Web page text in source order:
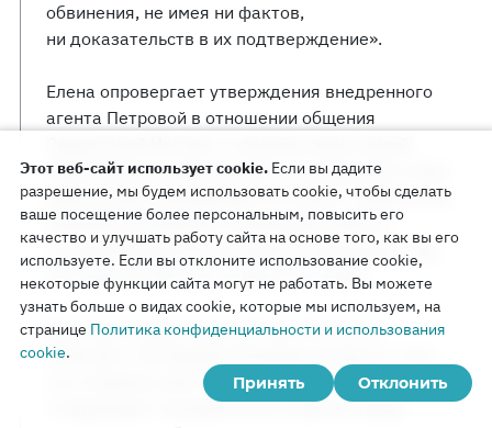
обвинения, не имея ни фактов,
ни доказательств в их подтверждение».
Елена опровергает утверждения внедренного
агента Петровой в отношении общения
«Мои близкие родственники не разделяют моих
религиозных убеждений, но у меня с ними очень
хорошие отношения. Я проживаю вместе
со своей бабушкой, которой в следующем году
исполнится 100 лет, и забочусь о ней».
Выступая перед судом, Игорь Лончаков
отмечает: «Я ощущаю большую пользу от того,
что стараюсь жить так, как записано в Библии.
У верующего человека есть совесть перед
Этот веб-сайт использует cookie. Если вы дадите
разрешение, мы будем использовать cookie, чтобы сделать
ваше посещение более персональным, повысить его
качество и улучшать работу сайта на основе того, как вы его
используете. Если вы отклоните использование cookie,
некоторые функции сайта могут не работать. Вы можете
узнать больше о видах cookie, которые мы используем, на
странице Политика конфиденциальности и использования
cookie.
Принять
Отклонить